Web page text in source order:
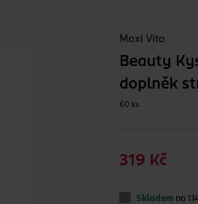
Maxi Vita
Beauty
doplněk
60 ks
319 Kč
Skladem na